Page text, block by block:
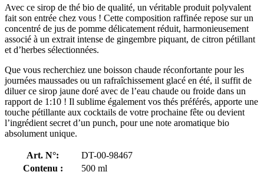
Avec ce sirop de thé bio de qualité, un véritable produit polyvalent
fait son entrée chez vous ! Cette composition raffinée repose sur un
concentré de jus de pomme délicatement réduit, harmonieusement
associé à un extrait intense de gingembre piquant, de citron pétillant
et d’herbes sélectionnées.
Que vous recherchiez une boisson chaude réconfortante pour les
journées maussades ou un rafraîchissement glacé en été, il suffit de
diluer ce sirop jaune doré avec de l’eau chaude ou froide dans un
rapport de 1:10 ! Il sublime également vos thés préférés, apporte une
touche pétillante aux cocktails de votre prochaine fête ou devient
l’ingrédient secret d’un punch, pour une note aromatique bio
absolument unique.
Art. N°:
DT-00-98467
Contenu :
500 ml